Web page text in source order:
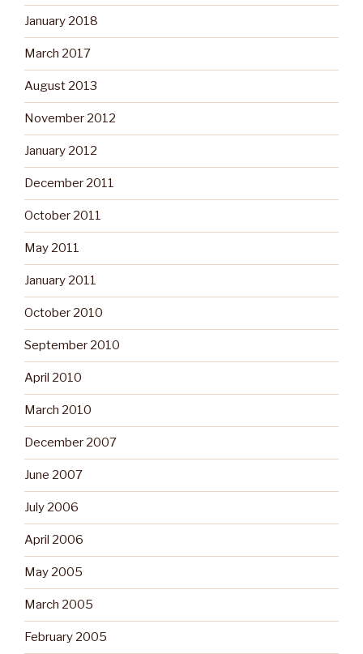
January 2018
March 2017
August 2013
November 2012
January 2012
December 2011
October 2011
May 2011
January 2011
October 2010
September 2010
April 2010
March 2010
December 2007
June 2007
July 2006
April 2006
May 2005
March 2005
February 2005